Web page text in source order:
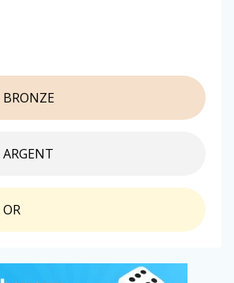
BRONZE
ARGENT
OR